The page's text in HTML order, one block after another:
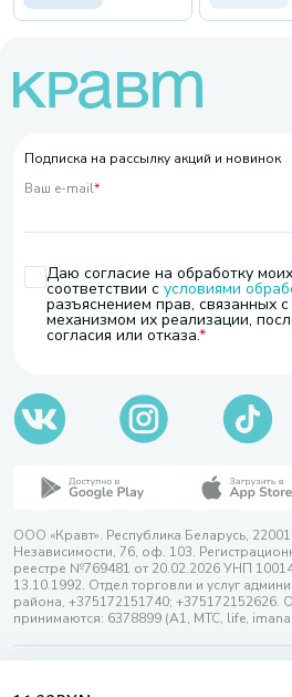
Подписка на рассылку акций и новинок
Ваш e-mail*
Даю согласие на обработку
соответствии с условиями
разъяснением прав, связанных
механизмом их реализации,
согласия или отказа.
ООО «Кравт». Республика Беларусь,
Независимости, 76, оф. 103.
реестре №769481 от 20.02.2026 УНП
13.10.1992. Отдел торговли и услуг
района, +375172151740; +375172152626.
принимаются: 6378899 (А1, МТС, life,